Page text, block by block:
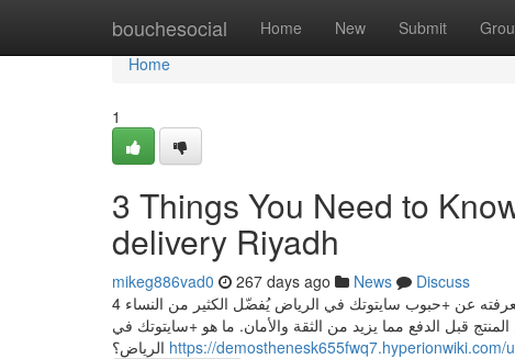
bouchesocial Home New Submit
Home
Home
1
3 Things You Need to
delivery Riyadh
mikeg886vad0 267 days ago News
Discuss
4 شغلات لازم تعرفينها عن حبوب سايتوتك الدفع عند الاستلام الرياض كل ما تحتاج معرفته عن +حبوب سايتوتك في الرياض يُفضّل الكثير من النساء
قبل الدفع مما يزيد من الثقة والأمان. ما هو +سايتوتك في
https://demosthenesk655fwq7.hyperionwiki.com/